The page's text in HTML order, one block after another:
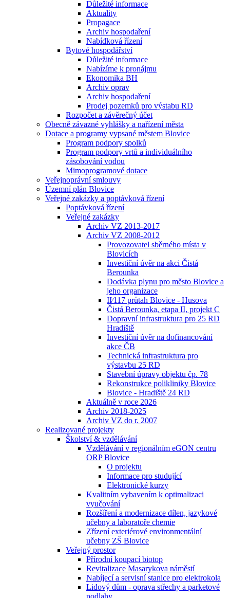
Důležité informace
Aktuality
Propagace
Archiv hospodaření
Nabídková řízení
Bytové hospodářství
Důležité informace
Nabízíme k pronájmu
Ekonomika BH
Archiv oprav
Archiv hospodaření
Prodej pozemků pro výstabu RD
Rozpočet a závěrečný účet
Obecně závazné vyhlášky a nařízení města
Dotace a programy vypsané městem Blovice
Program podpory spolků
Program podpory vrtů a individuálního
zásobování vodou
Mimoprogramové dotace
Veřejnoprávní smlouvy
Územní plán Blovice
Veřejné zakázky a poptávková řízení
Poptávková řízení
Veřejné zakázky
Archiv VZ 2013-2017
Archiv VZ 2008-2012
Provozovatel sběrného místa v
Blovicích
Investiční úvěr na akci Čistá
Berounka
Dodávka plynu pro město Blovice a
jeho organizace
II⁄117 průtah Blovice - Husova
Čistá Berounka, etapa II, projekt C
Dopravní infrastruktura pro 25 RD
Hradiště
Investiční úvěr na dofinancování
akce ČB
Technická infrastruktura pro
výstavbu 25 RD
Stavební úpravy objektu čp. 78
Rekonstrukce polikliniky Blovice
Blovice - Hradiště 24 RD
Aktuálně v roce 2026
Archiv 2018-2025
Archiv VZ do r. 2007
Realizované projekty
Školství & vzdělávání
Vzdělávání v regionálním eGON centru
ORP Blovice
O projektu
Informace pro studující
Elektronické kurzy
Kvalitním vybavením k optimalizaci
vyučování
Rozšíření a modernizace dílen, jazykové
učebny a laboratoře chemie
Zřízení exteriérové environmentální
učebny ZŠ Blovice
Veřejný prostor
Přírodní koupací biotop
Revitalizace Masarykova náměstí
Nabíjecí a servisní stanice pro elektrokola
Lidový dům - oprava střechy a parketové
podlahy